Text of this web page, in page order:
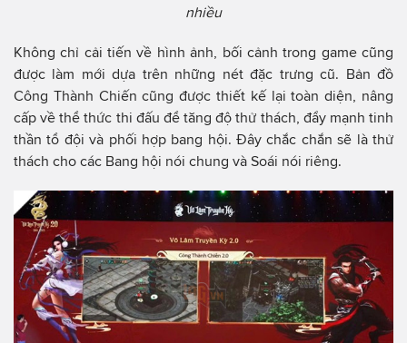
nhiều
Không chỉ cải tiến về hình ảnh, bối cảnh trong game cũng
được làm mới dựa trên những nét đặc trưng cũ. Bản đồ
Công Thành Chiến cũng được thiết kế lại toàn diện, nâng
cấp về thể thức thi đấu để tăng độ thử thách, đẩy mạnh tinh
thần tổ đội và phối hợp bang hội. Đây chắc chắn sẽ là thử
thách cho các Bang hội nói chung và Soái nói riêng.